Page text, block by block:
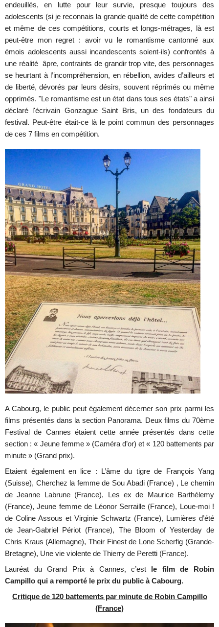
endeuillés, en lutte pour leur survie, presque toujours des
adolescents (si je reconnais la grande qualité de cette compétition
et même de ces compétitions, courts et longs-métrages, là est
peut-être mon regret : avoir vu le romantisme cantonné aux
émois adolescents aussi incandescents soient-ils) confrontés à
une réalité âpre, contraints de grandir trop vite, des personnages
se heurtant à l’incompréhension, en rébellion, avides d’ailleurs et
de liberté, dévorés par leurs désirs, souvent réprimés ou même
opprimés. "Le romantisme est un état dans tous ses états" a ainsi
déclaré l'écrivain Gonzague Saint Bris, un des fondateurs du
festival. Peut-être était-ce là le point commun des personnages
de ces 7 films en compétition.
A Cabourg, le public peut également décerner son prix parmi les
films présentés dans la section Panorama. Deux films du 70ème
Festival de Cannes étaient cette année présentés dans cette
section : « Jeune femme » (Caméra d’or) et « 120 battements par
minute » (Grand prix).
Etaient également en lice : L’âme du tigre de François Yang
(Suisse), Cherchez la femme de Sou Abadi (France) , Le chemin
de Jeanne Labrune (France), Les ex de Maurice Barthélemy
(France), Jeune femme de Léonor Serraille (France), Loue-moi !
de Coline Assous et Virginie Schwartz (France), Lumières d’été
de Jean-Gabriel Périot (France), The Bloom of Yesterday de
Chris Kraus (Allemagne), Their Finest de Lone Scherfig (Grande-
Bretagne), Une vie violente de Thierry de Peretti (France).
Lauréat du Grand Prix à Cannes, c’est
le film de Robin
Campillo qui a remporté le prix du public à Cabourg.
Critique de 120 battements par minute de Robin Campillo
(France)